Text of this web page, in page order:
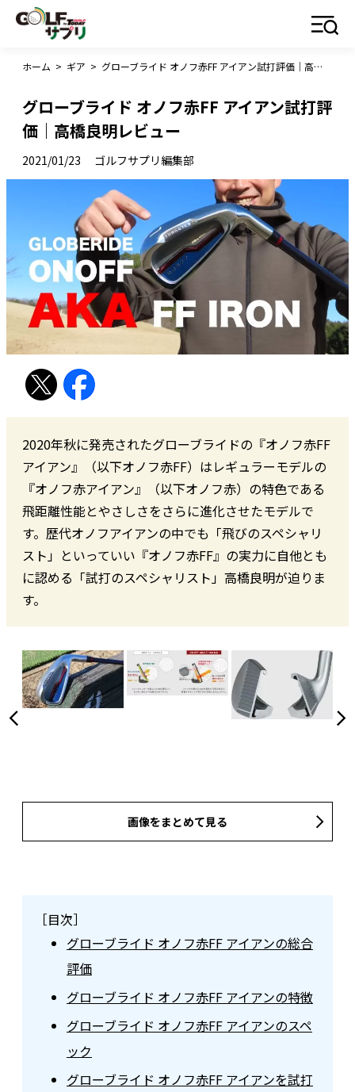
ホーム > ギア > グローブライド オノフ赤FF アイアン試打評価｜高橋良明レビュー
グローブライド オノフ赤FF アイアン試打評
価｜高橋良明レビュー
2021/01/23 ゴルフサプリ編集部
2020年秋に発売されたグローブライドの『オノフ赤FF
アイアン』（以下オノフ赤FF）はレギュラーモデルの
『オノフ赤アイアン』（以下オノフ赤）の特色である
飛距離性能とやさしさをさらに進化させたモデルで
す。歴代オノフアイアンの中でも「飛びのスペシャリ
スト」といっていい『オノフ赤FF』の実力に自他とも
に認める「試打のスペシャリスト」高橋良明が迫りま
す。
画像をまとめて見る
［目次］
グローブライド オノフ赤FF アイアンの総合
評価
グローブライド オノフ赤FF アイアンの特徴
グローブライド オノフ赤FF アイアンのスペ
ック
グローブライド オノフ赤FF アイアンを試打